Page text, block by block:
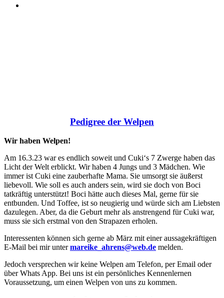
Pedigree der Welpen
Wir haben Welpen!
Am 16.3.23 war es endlich soweit und Cuki‘s 7 Zwerge haben das
Licht der Welt erblickt. Wir haben 4 Jungs und 3 Mädchen. Wie
immer ist Cuki eine zauberhafte Mama. Sie umsorgt sie äußerst
liebevoll. Wie soll es auch anders sein, wird sie doch von Boci
tatkräftig unterstützt! Boci hätte auch dieses Mal, gerne für sie
entbunden. Und Toffee, ist so neugierig und würde sich am Liebsten
dazulegen. Aber, da die Geburt mehr als anstrengend für Cuki war,
muss sie sich erstmal von den Strapazen erholen.
Interessenten können sich gerne ab März mit einer aussagekräftigen
E-Mail bei mir untermareike_ahrens@web.de melden.
Jedoch versprechen wir keine Welpen am Telefon, per Email oder
über Whats App. Bei uns ist ein persönliches Kennenlernen
Voraussetzung, um einen Welpen von uns zu kommen.